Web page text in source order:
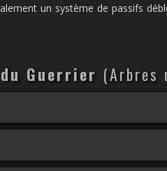
un système de passifs
Guerrier (Arbres